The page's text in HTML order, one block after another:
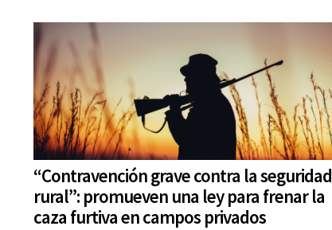
“Contravención grave contra la seguridad
rural”: promueven una ley para frenar la
caza furtiva en campos privados